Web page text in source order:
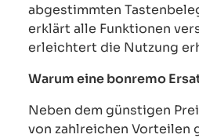
abgestimmten
erklärt alle Funktionen
erleichtert die Nutzung
Warum eine bonremo
Neben dem günstigen
von zahlreichen Vorteilen